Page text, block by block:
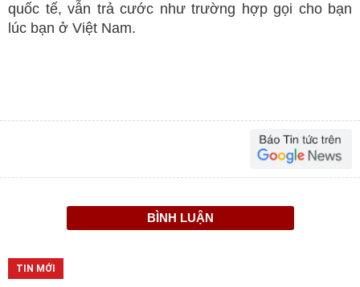
quốc tế, vẫn trả cước như trường hợp gọi cho bạn
lúc bạn ở Việt Nam.
BÌNH LUẬN
TIN MỚI